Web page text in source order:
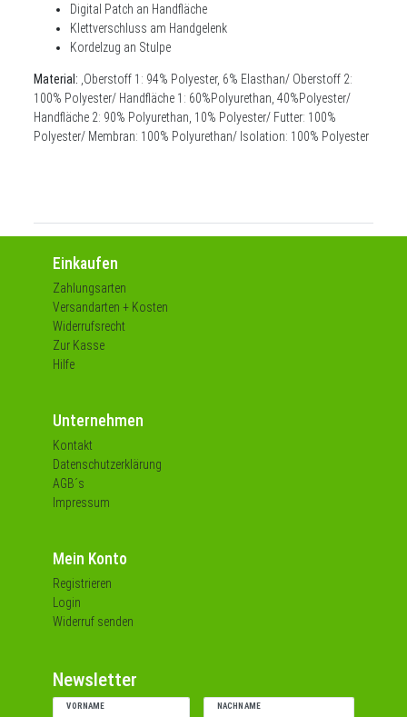
Digital Patch an Handfläche
Klettverschluss am Handgelenk
Kordelzug an Stulpe
Material: ,Oberstoff 1: 94% Polyester, 6% Elasthan/ Oberstoff 2:
100% Polyester/ Handfläche 1: 60%Polyurethan, 40%Polyester/
Handfläche 2: 90% Polyurethan, 10% Polyester/ Futter: 100%
Polyester/ Membran: 100% Polyurethan/ Isolation: 100% Polyester
Einkaufen
Zahlungsarten
Versandarten + Kosten
Widerrufsrecht
Zur Kasse
Hilfe
Unternehmen
Kontakt
Datenschutzerklärung
AGB´s
Impressum
Mein Konto
Registrieren
Login
Widerruf senden
Newsletter
VORNAME NACHNAME